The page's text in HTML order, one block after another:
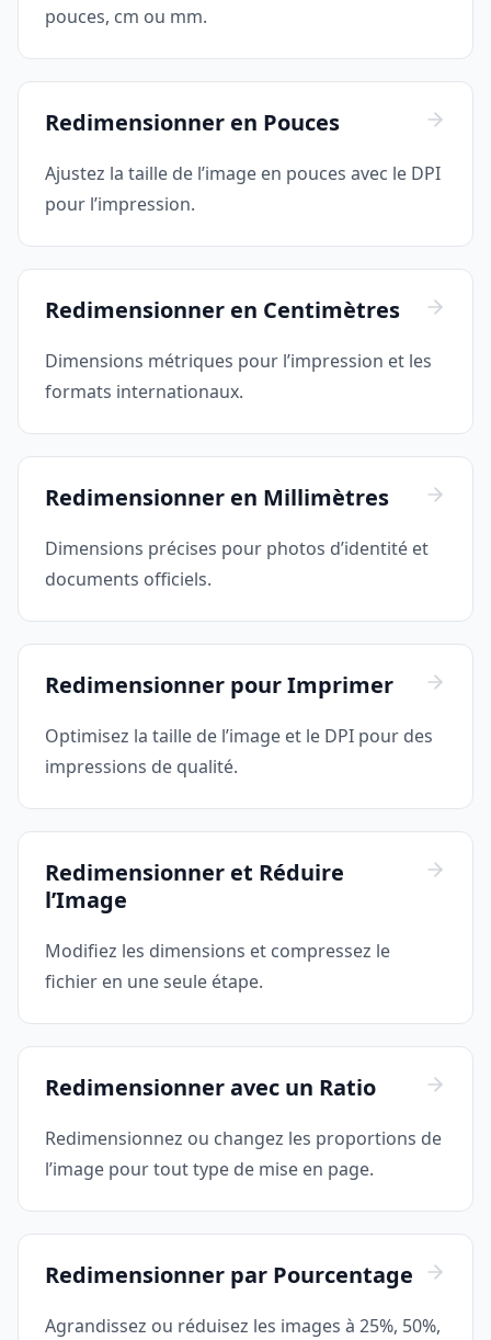
pouces, cm ou mm.
Redimensionner en Pouces
Ajustez la taille de l’image en pouces avec le DPI
pour l’impression.
Redimensionner en Centimètres
Dimensions métriques pour l’impression et les
formats internationaux.
Redimensionner en Millimètres
Dimensions précises pour photos d’identité et
documents officiels.
Redimensionner pour Imprimer
Optimisez la taille de l’image et le DPI pour des
impressions de qualité.
Redimensionner et Réduire
l’Image
Modifiez les dimensions et compressez le
fichier en une seule étape.
Redimensionner avec un Ratio
Redimensionnez ou changez les proportions de
l’image pour tout type de mise en page.
Redimensionner par Pourcentage
Agrandissez ou réduisez les images à 25%, 50%,